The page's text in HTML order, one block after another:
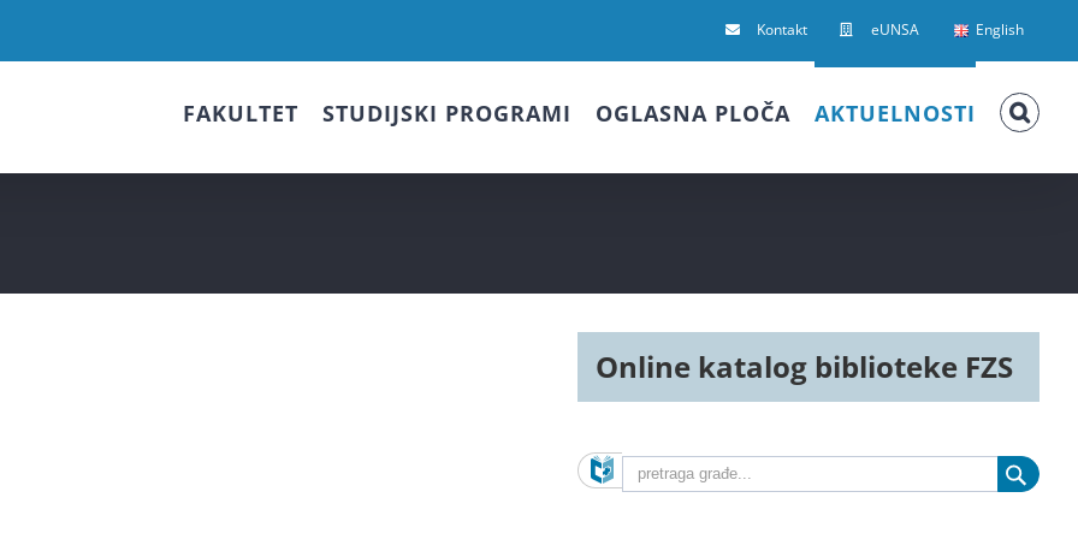
Kontakt eUNSA English
FAKULTET STUDIJSKI PROGRAMI OGLASNA PLOČA AKTUELNOSTI
Online katalog biblioteke FZS